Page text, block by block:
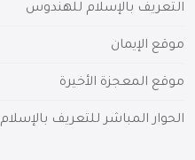
التعريف بالإسلام للهندوس
موقع الإيمان
موقع المعجزة الأخيرة
الحوار المباشر للتعريف بالإسلام